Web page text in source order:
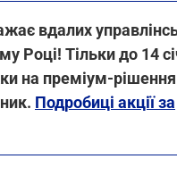
вдалих
Році! Тільки до 14
на преміум-рішення
Подробиці акції за